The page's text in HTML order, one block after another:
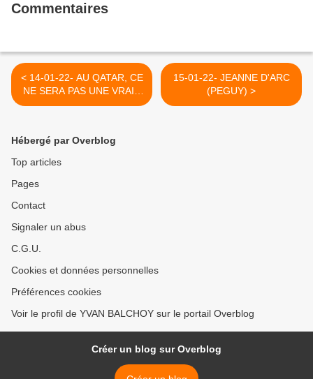
Commentaires
< 14-01-22- AU QATAR, CE
NE SERA PAS UNE VRAIE
COUPE DU MONDE !
15-01-22- JEANNE D'ARC
(PEGUY) >
Hébergé par Overblog
Top articles
Pages
Contact
Signaler un abus
C.G.U.
Cookies et données personnelles
Préférences cookies
Voir le profil de YVAN BALCHOY sur le portail Overblog
Créer un blog sur Overblog